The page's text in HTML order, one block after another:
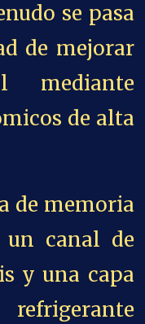
se pasa
de mejorar
mediante
de alta
de memoria
canal de
y una capa